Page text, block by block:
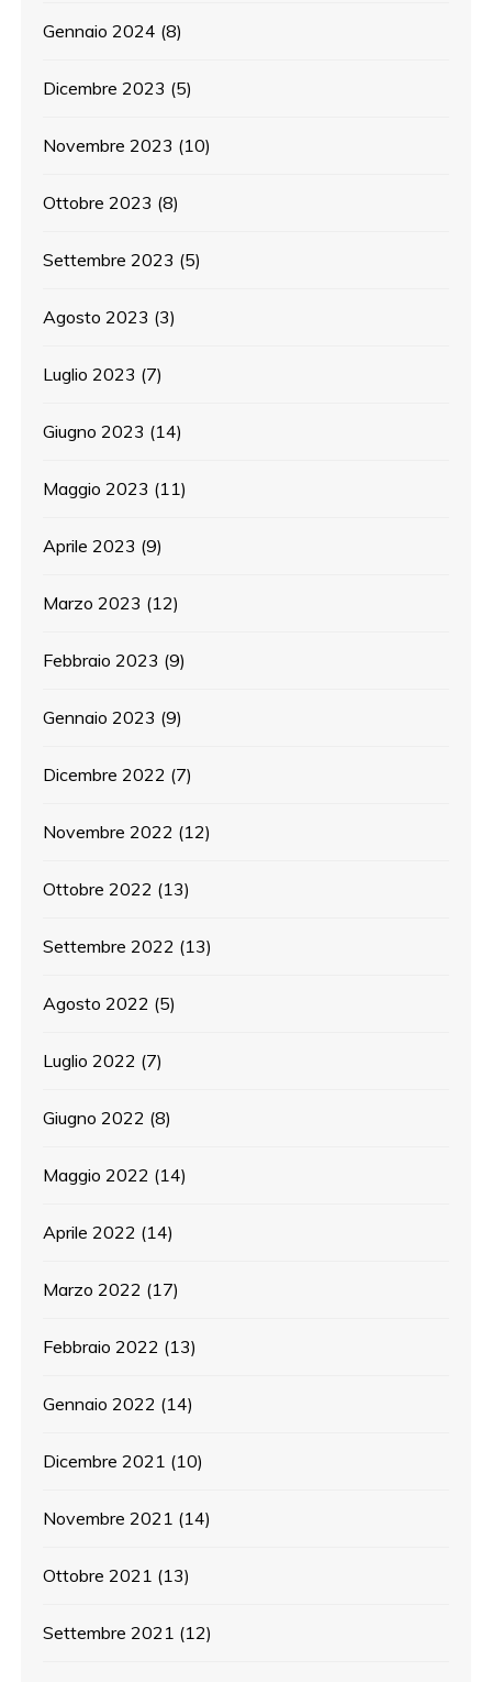
Gennaio 2024 (8)
Dicembre 2023 (5)
Novembre 2023 (10)
Ottobre 2023 (8)
Settembre 2023 (5)
Agosto 2023 (3)
Luglio 2023 (7)
Giugno 2023 (14)
Maggio 2023 (11)
Aprile 2023 (9)
Marzo 2023 (12)
Febbraio 2023 (9)
Gennaio 2023 (9)
Dicembre 2022 (7)
Novembre 2022 (12)
Ottobre 2022 (13)
Settembre 2022 (13)
Agosto 2022 (5)
Luglio 2022 (7)
Giugno 2022 (8)
Maggio 2022 (14)
Aprile 2022 (14)
Marzo 2022 (17)
Febbraio 2022 (13)
Gennaio 2022 (14)
Dicembre 2021 (10)
Novembre 2021 (14)
Ottobre 2021 (13)
Settembre 2021 (12)